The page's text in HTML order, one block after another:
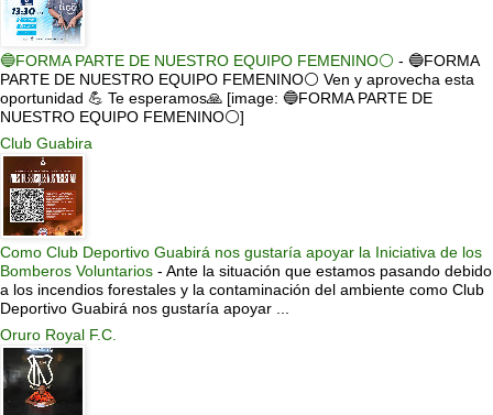
🔵FORMA PARTE DE NUESTRO EQUIPO FEMENINO⚪ - 🔵FORMA
PARTE DE NUESTRO EQUIPO FEMENINO⚪ Ven y aprovecha esta
oportunidad 💪 Te esperamos🙏 [image: 🔵FORMA PARTE DE
NUESTRO EQUIPO FEMENINO⚪]
Club Guabira
Como Club Deportivo Guabirá nos gustaría apoyar la Iniciativa de los
Bomberos Voluntarios - Ante la situación que estamos pasando debido
a los incendios forestales y la contaminación del ambiente como Club
Deportivo Guabirá nos gustaría apoyar ...
Oruro Royal F.C.